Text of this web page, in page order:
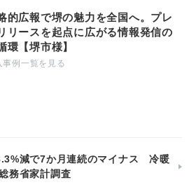
的広報で堺の魅力を全国へ。プレ
リースを起点に広がる情報発信の
環【堺市様】
事例一覧を見る
減で7か月連続のマイナス 冷暖
務省家計調査